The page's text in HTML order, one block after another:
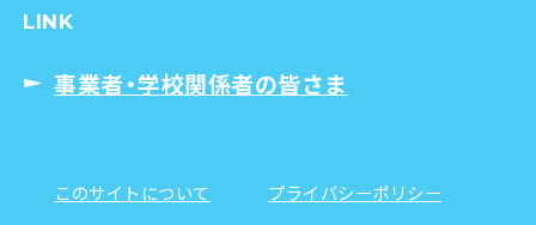
LINK
事業者・学校関係者の皆さま
このサイトについて プライバシーポリシー